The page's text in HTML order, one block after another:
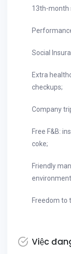
13th-month
Social
Extra
checkups;
Company
Free F&B:
coke;
Friendly
Freedom to
Việc